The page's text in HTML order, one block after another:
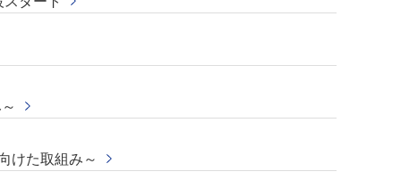
けた取組み～